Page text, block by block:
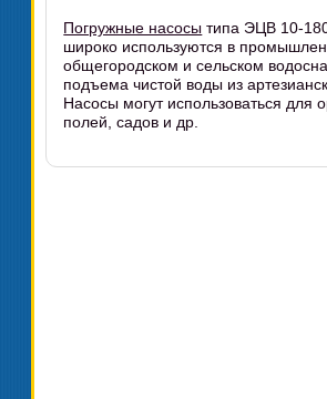
Погружные насосы типа ЭЦВ 10-
широко используются в
общегородском и сельском
подъема чистой воды из
Насосы могут использоваться для
полей, садов и др.